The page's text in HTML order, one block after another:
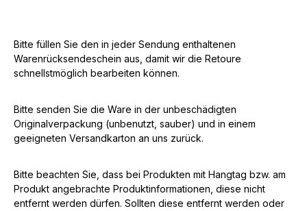
Bitte füllen Sie den in jeder Sendung enthaltenen
Warenrücksendeschein aus, damit wir die Retoure
schnellstmöglich bearbeiten können.
Bitte senden Sie die Ware in der unbeschädigten
Originalverpackung (unbenutzt, sauber) und in einem
geeigneten Versandkarton an uns zurück.
Bitte beachten Sie, dass bei Produkten mit Hangtag bzw. am
Produkt angebrachte Produktinformationen, diese nicht
entfernt werden dürfen. Sollten diese entfernt werden oder